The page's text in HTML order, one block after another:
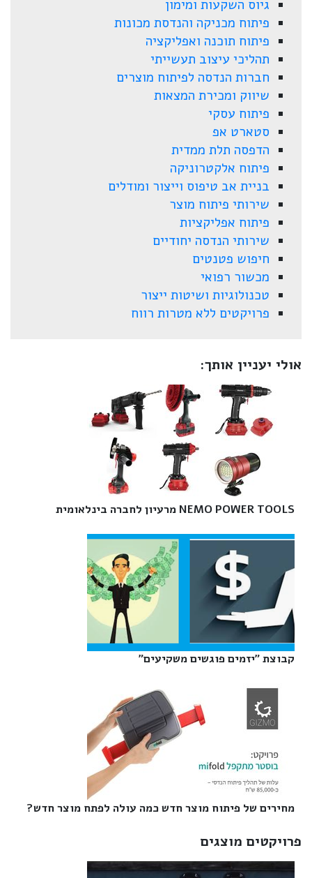
גיוס השקעות ומימון
פיתוח מכניקה והנדסת מכונות
פיתוח תוכנה ואפליקציה
תהליכי עיצוב תעשייתי
חברות הנדסה לפיתוח מוצרים
שיווק ומכירת המצאות
פיתוח עסקי
סטארט אפ
הדפסה תלת ממדית
פיתוח אלקטרוניקה
בניית אב טיפוס וייצור ומודלים
שירותי פיתוח מוצר
פיתוח אפליקציות
שירותי הנדסה יחודיים
חיפוש פטנטים
מכשור רפואי
טכנולוגיות ושיטות ייצור
פרויקטים ללא מטרות רווח
אולי יעניין אותך:
NEMO POWER TOOLS מרעיון לחברה בינלאומית‎
קבוצת "יזמים פוגשים משקיעים"‎
מחירים של פיתוח מוצר חדש כמה עולה לפתח מוצר חדש?‎
פרויקטים מוצגים